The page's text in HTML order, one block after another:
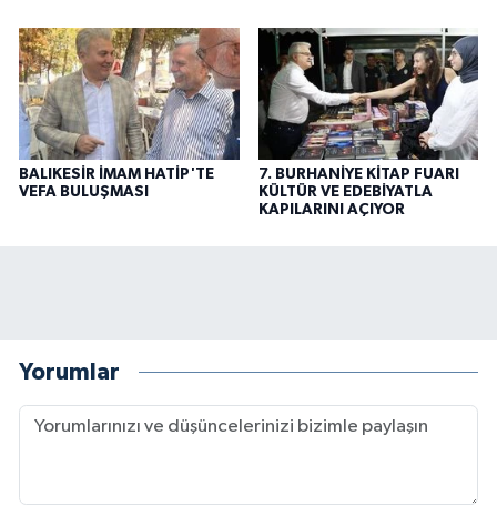
BALIKESİR İMAM HATİP'TE
VEFA BULUŞMASI
7. BURHANİYE KİTAP FUARI
KÜLTÜR VE EDEBİYATLA
KAPILARINI AÇIYOR
Yorumlar